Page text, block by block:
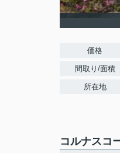
価格
間取り/面積
所在地
コルナスコ